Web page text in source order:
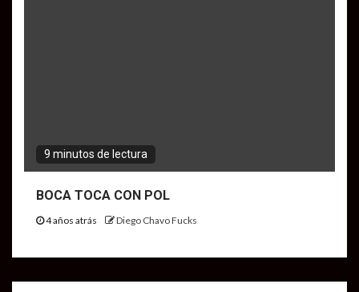
9 minutos de lectura
BOCA TOCA CON POL
4 años atrás Diego Chavo Fucks